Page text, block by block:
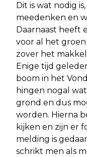
Dit is wat nodig
meedenken en
Daarnaast heeft
voor al het
zover het
Enige tijd
boom in het
hingen nogal
grond en dus
worden. Hierna
kijken en zijn er
melding is
schrikt men als